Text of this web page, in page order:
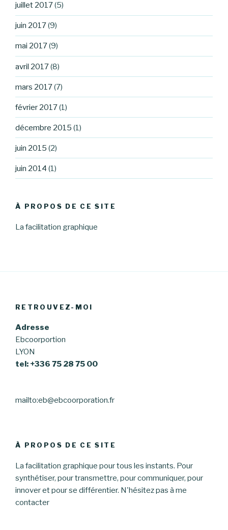
juillet 2017(5)
juin 2017(9)
mai 2017(9)
avril 2017(8)
mars 2017(7)
février 2017(1)
décembre 2015 (1)
juin 2015 (2)
juin 2014 (1)
À PROPOS DE CE SITE
La facilitation graphique
RETROUVEZ-MOI
Adresse
Ebcoorportion
LYON
tel: +336 75 28 75 00
mailto:eb@ebcoorporation.fr
À PROPOS DE CE SITE
La facilitation graphique pour tous les instants. Pour
synthétiser, pour transmettre, pour communiquer, pour
innover et pour se différentier. N'hésitez pas à me
contacter